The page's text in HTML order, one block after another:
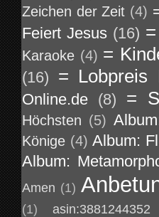
Zeichen der Zeit (4)
Feiert Jesus (16)
Karaoke (4) =
(16) = Lobpreis
Online.de (8) =
Höchsten (5)
Könige (4) Album:
Album:
Amen (1)
(1) asin:3881244352